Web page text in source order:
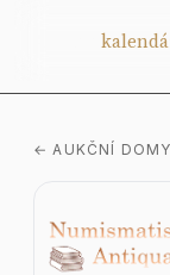
← AUKČNÍ DOMY